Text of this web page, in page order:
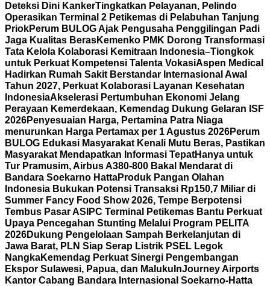
Deteksi Dini KankerTingkatkan Pelayanan, Pelindo
Operasikan Terminal 2 Petikemas di Pelabuhan Tanjung
PriokPerum BULOG Ajak Pengusaha Penggilingan Padi
Jaga Kualitas BerasKemenko PMK Dorong Transformasi
Tata Kelola Kolaborasi Kemitraan Indonesia–Tiongkok
untuk Perkuat Kompetensi Talenta VokasiAspen Medical
Hadirkan Rumah Sakit Berstandar Internasional Awal
Tahun 2027, Perkuat Kolaborasi Layanan Kesehatan
IndonesiaAkselerasi Pertumbuhan Ekonomi Jelang
Perayaan Kemerdekaan, Kemendag Dukung Gelaran ISF
2026Penyesuaian Harga, Pertamina Patra Niaga
menurunkan Harga Pertamax per 1 Agustus 2026Perum
BULOG Edukasi Masyarakat Kenali Mutu Beras, Pastikan
Masyarakat Mendapatkan Informasi TepatHanya untuk
Tur Pramusim, Airbus A380-800 Bakal Mendarat di
Bandara Soekarno HattaProduk Pangan Olahan
Indonesia Bukukan Potensi Transaksi Rp150,7 Miliar di
Summer Fancy Food Show 2026, Tempe Berpotensi
Tembus Pasar AS IPC Terminal Petikemas Bantu Perkuat
Upaya Pencegahan Stunting Melalui Program PELITA
2026Dukung Pengelolaan Sampah Berkelanjutan di
Jawa Barat, PLN Siap Serap Listrik PSEL Legok
NangkaKemendag Perkuat Sinergi Pengembangan
Ekspor Sulawesi, Papua, dan Maluku InJourney Airports
Kantor Cabang Bandara Internasional Soekarno-Hatta